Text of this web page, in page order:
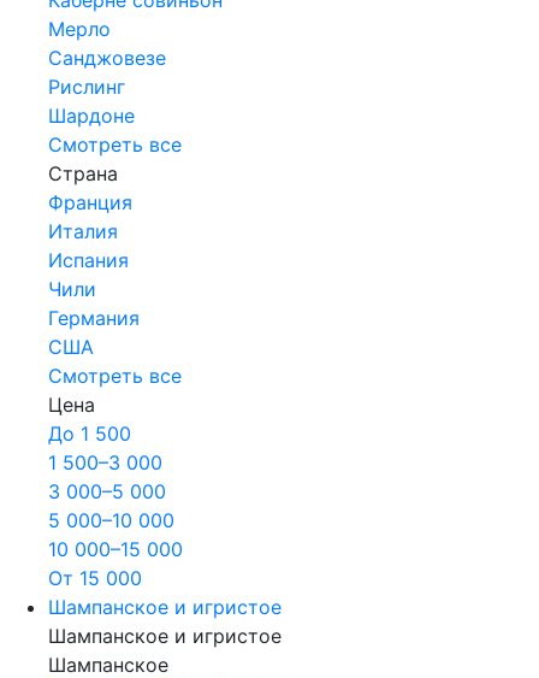
Мерло
Санджовезе
Рислинг
Шардоне
Смотреть все
Страна
Франция
Италия
Испания
Чили
Германия
США
Смотреть все
Цена
До 1 500
1 500–3 000
3 000–5 000
5 000–10 000
10 000–15 000
От 15 000
Шампанское и игристое
Шампанское и игристое
Шампанское